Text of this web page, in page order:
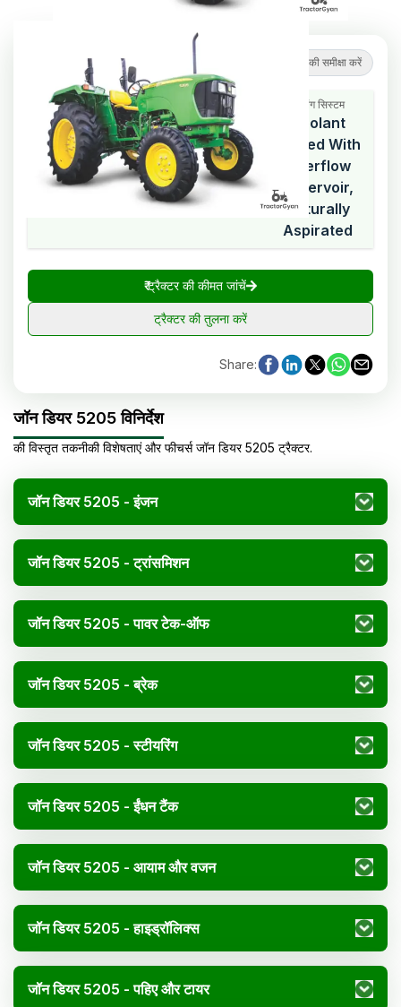
समीक्षाएं ट्रैक्टर की समीक्षा करें
एचपी रेंज
48
सिलेंडर
3
कूलिंग सिस्टम
Coolant
Cooled With
Overflow
Reservoir,
Naturally
Aspirated
₹ट्रैक्टर की कीमत जांचें
ट्रैक्टर की तुलना करें
Share:
जॉन डियर 5205 विनिर्देश
की विस्तृत तकनीकी विशेषताएं और फीचर्स जॉन डियर 5205 ट्रैक्टर.
जॉन डियर 5205 - इंजन
जॉन डियर 5205 - ट्रांसमिशन
जॉन डियर 5205 - पावर टेक-ऑफ
जॉन डियर 5205 - ब्रेक
जॉन डियर 5205 - स्टीयरिंग
जॉन डियर 5205 - ईंधन टैंक
जॉन डियर 5205 - आयाम और वजन
जॉन डियर 5205 - हाइड्रॉलिक्स
जॉन डियर 5205 - पहिए और टायर